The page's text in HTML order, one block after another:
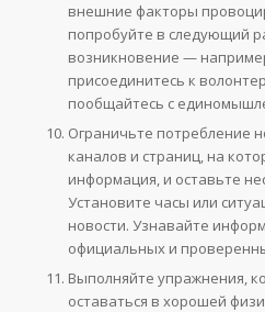
внешние факторы
попробуйте в следующий
возникновение —
присоединитесь к
пообщайтесь с
Ограничьте потребление
каналов и страниц, на
информация, и оставьте
Установите часы или
новости. Узнавайте
официальных и
Выполняйте упражнения,
оставаться в хорошей